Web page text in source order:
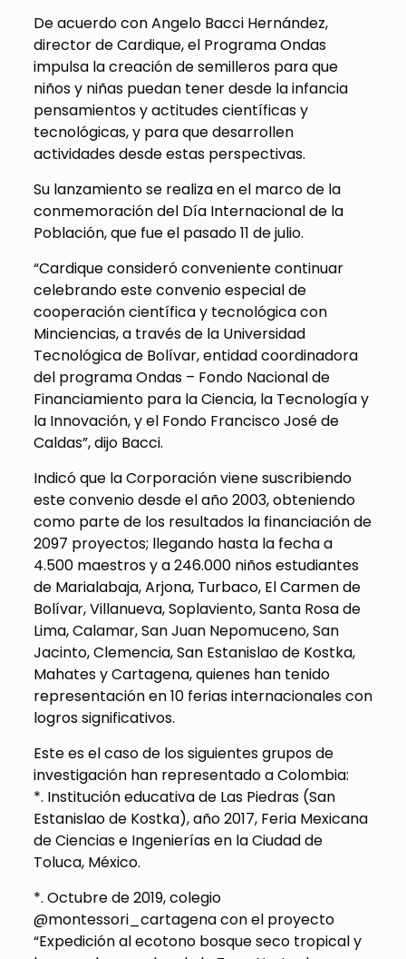
De acuerdo con Angelo Bacci Hernández,
director de Cardique, el Programa Ondas
impulsa la creación de semilleros para que
niños y niñas puedan tener desde la infancia
pensamientos y actitudes científicas y
tecnológicas, y para que desarrollen
actividades desde estas perspectivas.
Su lanzamiento se realiza en el marco de la
conmemoración del Día Internacional de la
Población, que fue el pasado 11 de julio.
“Cardique consideró conveniente continuar
celebrando este convenio especial de
cooperación científica y tecnológica con
Minciencias, a través de la Universidad
Tecnológica de Bolívar, entidad coordinadora
del programa Ondas – Fondo Nacional de
Financiamiento para la Ciencia, la Tecnología y
la Innovación, y el Fondo Francisco José de
Caldas”, dijo Bacci.
Indicó que la Corporación viene suscribiendo
este convenio desde el año 2003, obteniendo
como parte de los resultados la financiación de
2097 proyectos; llegando hasta la fecha a
4.500 maestros y a 246.000 niños estudiantes
de Marialabaja, Arjona, Turbaco, El Carmen de
Bolívar, Villanueva, Soplaviento, Santa Rosa de
Lima, Calamar, San Juan Nepomuceno, San
Jacinto, Clemencia, San Estanislao de Kostka,
Mahates y Cartagena, quienes han tenido
representación en 10 ferias internacionales con
logros significativos.
Este es el caso de los siguientes grupos de
investigación han representado a Colombia:
*. Institución educativa de Las Piedras (San
Estanislao de Kostka), año 2017, Feria Mexicana
de Ciencias e Ingenierías en la Ciudad de
Toluca, México.
*. Octubre de 2019, colegio
@montessori_cartagena con el proyecto
“Expedición al ecotono bosque seco tropical y